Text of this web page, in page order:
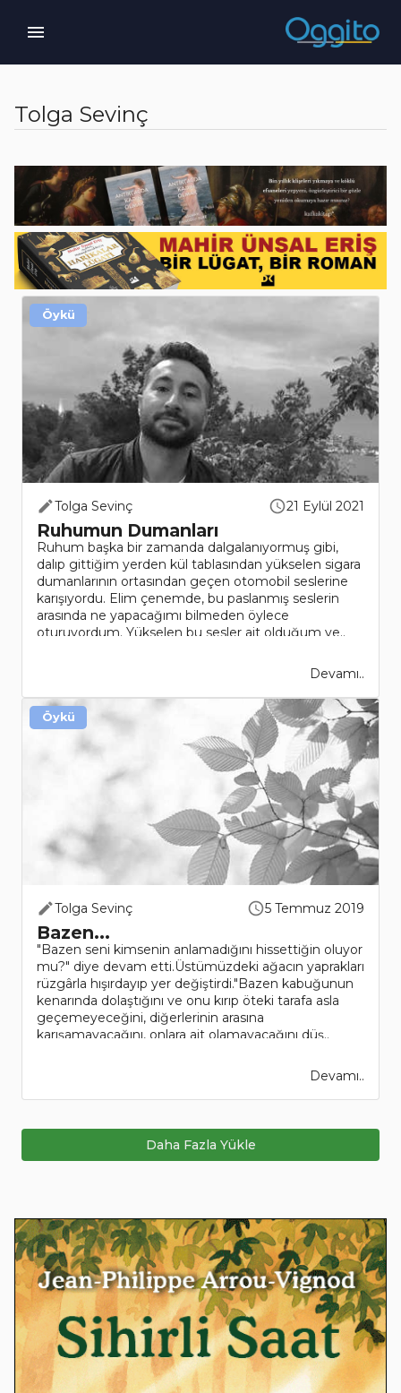
Tolga Sevinç
Tolga Sevinç 21 Eylül 2021
Ruhumun Dumanları
Ruhum başka bir zamanda dalgalanıyormuş gibi,
dalıp gittiğim yerden kül tablasından yükselen sigara
dumanlarının ortasından geçen otomobil seslerine
karışıyordu. Elim çenemde, bu paslanmış seslerin
arasında ne yapacağımı bilmeden öylece
oturuyordum. Yükselen bu sesler ait olduğum ye..
Devamı..
Öykü
Tolga Sevinç 5 Temmuz 2019
Bazen...
"Bazen seni kimsenin anlamadığını hissettiğin oluyor
mu?" diye devam etti.Üstümüzdeki ağacın yaprakları
rüzgârla hışırdayıp yer değiştirdi."Bazen kabuğunun
kenarında dolaştığını ve onu kırıp öteki tarafa asla
geçemeyeceğini, diğerlerinin arasına
karışamayacağını, onlara ait olamayacağını düş..
Devamı..
Öykü
Daha Fazla Yükle